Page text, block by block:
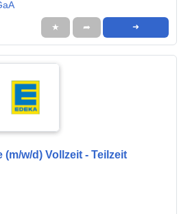
★ ➦ ➜
w/d) Vollzeit - Teilzeit